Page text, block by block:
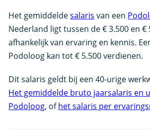
Het gemiddeldesalaris van een
Nederland ligt tussen de € 3.500 en €
afhankelijk van ervaring en kennis.
Podoloog kan tot € 5.500 verdienen.
Dit salaris geldt bij een 40-urige
Het gemiddelde bruto jaarsalaris en
Podoloog, ofhet salaris per